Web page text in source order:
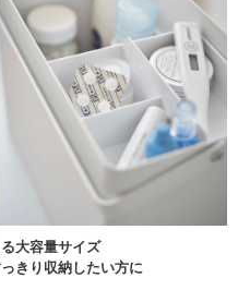
大容量サイズ
きり収納したい方に